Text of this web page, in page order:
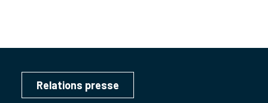
Relations presse